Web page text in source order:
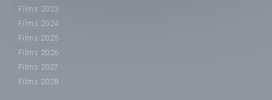
Films 2023
Films 2024
Films 2025
Films 2026
Films 2027
Films 2028